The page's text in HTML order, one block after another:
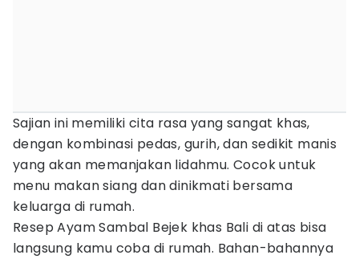
Sajian ini memiliki cita rasa yang sangat khas,
dengan kombinasi pedas, gurih, dan sedikit manis
yang akan memanjakan lidahmu. Cocok untuk
menu makan siang dan dinikmati bersama
keluarga di rumah.
Resep Ayam Sambal Bejek khas Bali di atas bisa
langsung kamu coba di rumah. Bahan-bahannya